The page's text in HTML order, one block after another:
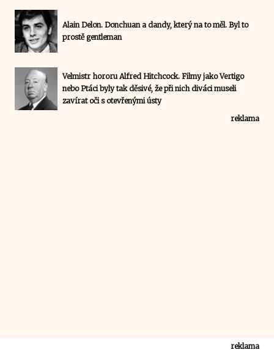
Alain Delon. Donchuan a dandy, který na to měl. Byl to
prostě gentleman
Velmistr hororu Alfred Hitchcock. Filmy jako Vertigo
nebo Ptáci byly tak děsivé, že při nich diváci museli
zavírat oči s otevřenými ústy
reklama
reklama